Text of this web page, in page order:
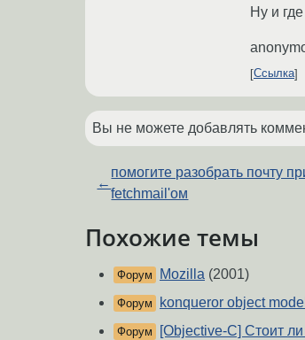
Ну и
Ссылка
Вы не можете добавлять
←
помогите разобрать почту
fetchmail'ом
Похожие темы
Форум Mozilla (2001)
Форум konqueror object model
Форум [Objective-C] Стоит ли